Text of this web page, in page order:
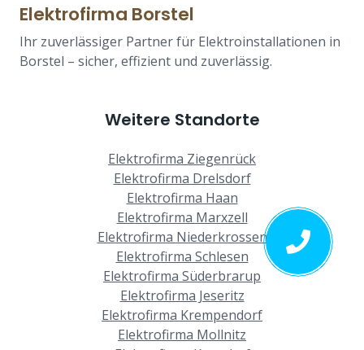
Elektrofirma Borstel
Ihr zuverlässiger Partner für Elektroinstallationen in
Borstel – sicher, effizient und zuverlässig.
Weitere Standorte
Elektrofirma Ziegenrück
Elektrofirma Drelsdorf
Elektrofirma Haan
Elektrofirma Marxzell
Elektrofirma Niederkrossen
Elektrofirma Schlesen
Elektrofirma Süderbrarup
Elektrofirma Jeseritz
Elektrofirma Krempendorf
Elektrofirma Mollnitz